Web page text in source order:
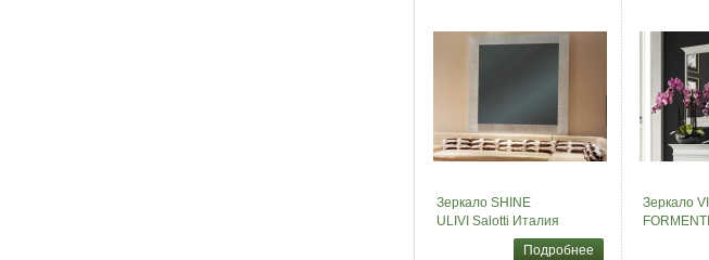
Зеркало SHINE
ULIVI Salotti Италия
Подробнее
Зеркало